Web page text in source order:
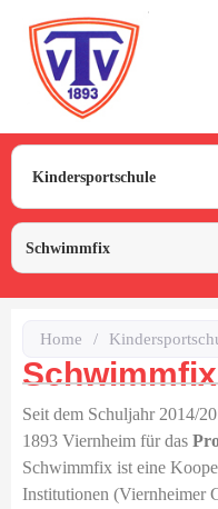
Kindersportschule
Schwimmfix
Home /
Schwimmfix
Seit dem Schuljahr 2014/
1893 Viernheim für das
Schwimmfix ist eine
Institutionen (Viernheimer